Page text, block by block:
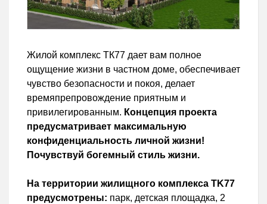
Жилой комплекс ТК77 дает вам полное
ощущение жизни в частном доме, обеспечивает
чувство безопасности и покоя, делает
времяпрепровождение приятным и
привилегированным. Концепция проекта
предусматривает максимальную
конфиденциальность личной жизни!
Почувствуй богемный стиль жизни.
На территории жилищного комплекса TK77
предусмотрены: парк, детская площадка, 2